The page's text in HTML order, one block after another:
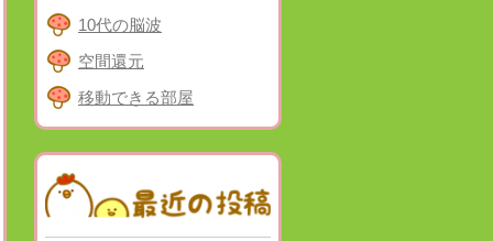
10代の脳波
空間還元
移動できる部屋